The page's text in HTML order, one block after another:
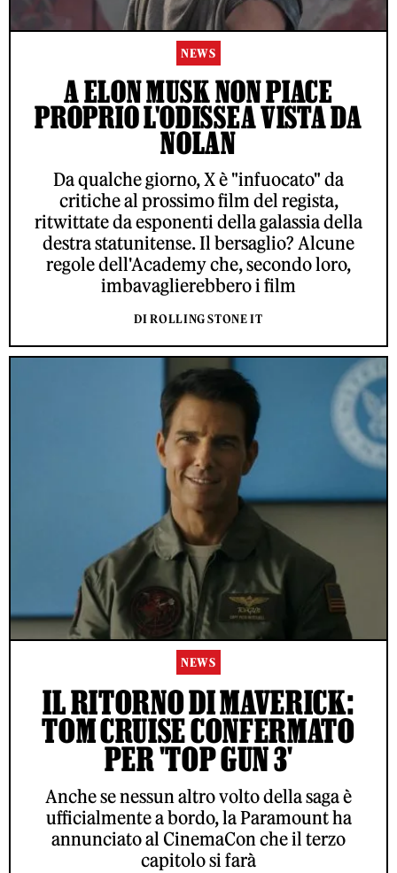
NEWS
A ELON MUSK NON PIACE
PROPRIO L'ODISSEA VISTA DA
NOLAN
Da qualche giorno, X è "infuocato" da
critiche al prossimo film del regista,
ritwittate da esponenti della galassia della
destra statunitense. Il bersaglio? Alcune
regole dell'Academy che, secondo loro,
imbavaglierebbero i film
DI ROLLING STONE IT
NEWS
IL RITORNO DI MAVERICK:
TOM CRUISE CONFERMATO
PER 'TOP GUN 3'
Anche se nessun altro volto della saga è
ufficialmente a bordo, la Paramount ha
annunciato al CinemaCon che il terzo
capitolo si farà